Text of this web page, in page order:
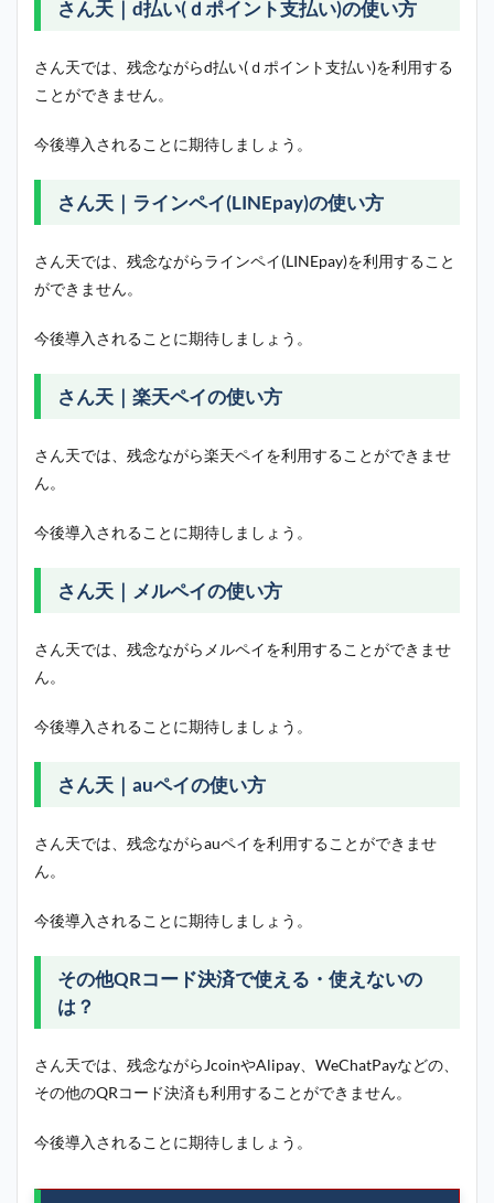
さん天｜d払い(ｄポイント支払い)の使い方
さん天では、残念ながらd払い(ｄポイント支払い)を利用する
ことができません。
今後導入されることに期待しましょう。
さん天｜ラインペイ(LINEpay)の使い方
さん天では、残念ながらラインペイ(LINEpay)を利用すること
ができません。
今後導入されることに期待しましょう。
さん天｜楽天ペイの使い方
さん天では、残念ながら楽天ペイを利用することができませ
ん。
今後導入されることに期待しましょう。
さん天｜メルペイの使い方
さん天では、残念ながらメルペイを利用することができませ
ん。
今後導入されることに期待しましょう。
さん天｜auペイの使い方
さん天では、残念ながらauペイを利用することができませ
ん。
今後導入されることに期待しましょう。
その他QRコード決済で使える・使えないの
は？
さん天では、残念ながらJcoinやAlipay、WeChatPayなどの、
その他のQRコード決済も利用することができません。
今後導入されることに期待しましょう。